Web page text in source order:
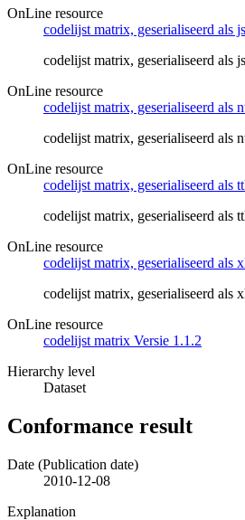
OnLine resource
codelijst matrix, geserialiseerd als
codelijst matrix, geserialiseerd als
OnLine resource
codelijst matrix, geserialiseerd als
codelijst matrix, geserialiseerd als
OnLine resource
codelijst matrix, geserialiseerd als
codelijst matrix, geserialiseerd als
OnLine resource
codelijst matrix, geserialiseerd als
codelijst matrix, geserialiseerd als
OnLine resource
codelijst matrix Versie 1.1.2
Hierarchy level
Dataset
Conformance result
Date (Publication date)
2010-12-08
Explanation